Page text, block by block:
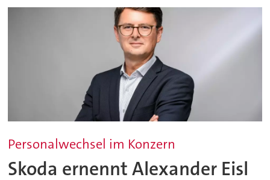
Personalwechsel im Konzern
Skoda ernennt Alexander Eisl